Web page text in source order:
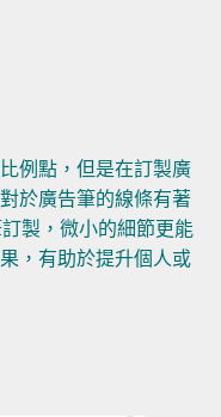
例點，但是在訂製廣
於廣告筆的線條有著
製，微小的細節更能
，有助於提升個人或